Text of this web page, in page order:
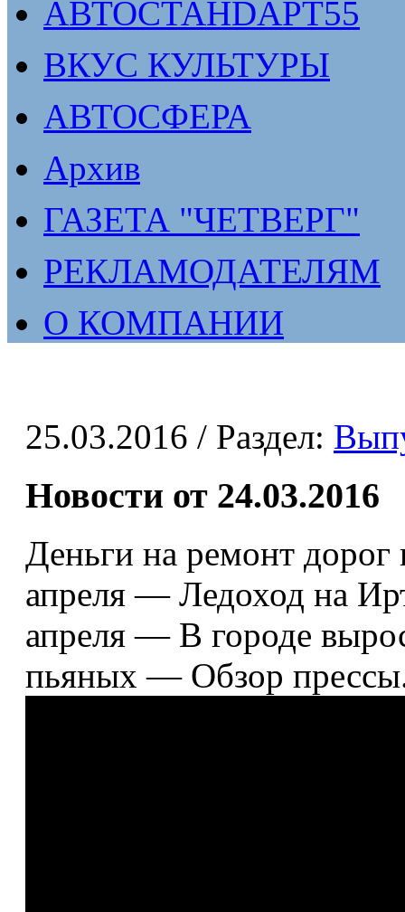
АВТОСТАНDАРТ55
ВКУС КУЛЬТУРЫ
АВТОСФЕРА
Архив
ГАЗЕТА "ЧЕТВЕРГ"
РЕКЛАМОДАТЕЛЯМ
О КОМПАНИИ
25.03.2016 / Раздел:
Новости от 24.03.2016
Деньги на ремонт дорог
апреля — Ледоход на
апреля — В городе
пьяных — Обзор